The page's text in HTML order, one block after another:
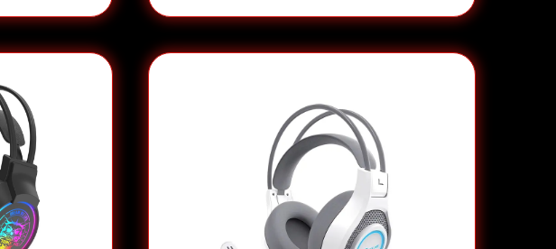
חוטיות
GH-
חוטיות
GH-
XtrikeMe